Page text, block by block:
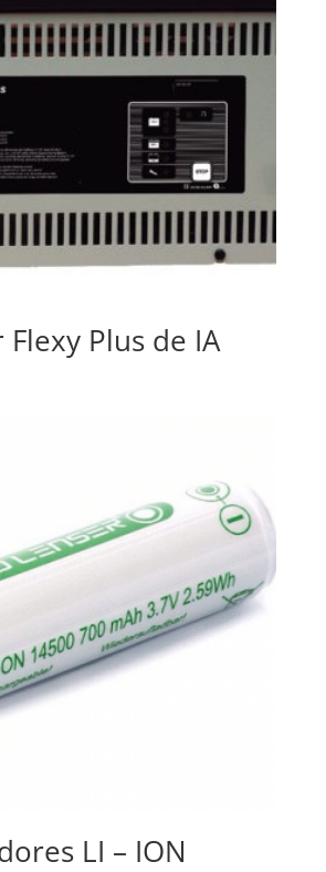
Flexy Plus de IA
LI – ION